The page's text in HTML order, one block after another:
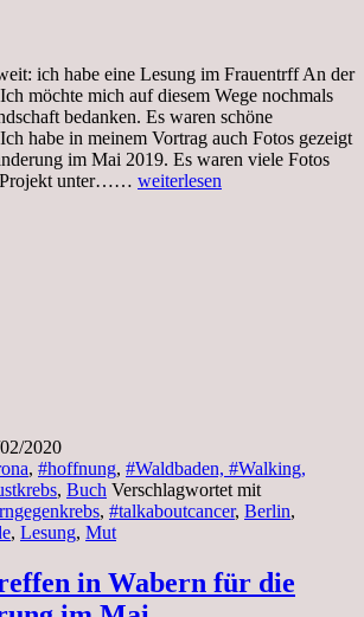
ich habe eine Lesung im Frauentrff An der
möchte mich auf diesem Wege nochmals
bedanken. Es waren schöne
habe in meinem Vortrag auch Fotos gezeigt
im Mai 2019. Es waren viele Fotos
Projekt unter…… Meine
weiterlesen
2020
, #hoffnung, #Waldbaden, #Walking,
, Buch Verschlagwortet mit
, #talkaboutcancer, Berlin,
, Lesung, Mut
in Wabern für die